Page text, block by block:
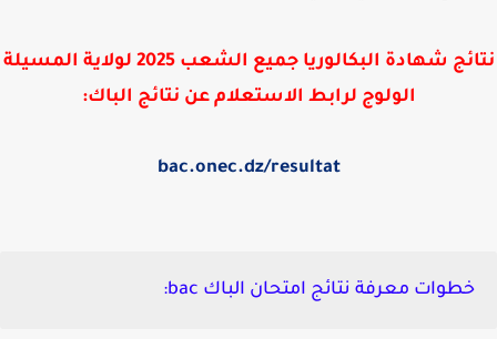
شهادة البكالوريا جميع الشعب 2025 لولاية
المسيلة
الولوج لرابط الاستعلام عن نتائج الباك:
bac.onec.dz/resultat
خطوات معرفة نتائج امتحان الباك bac: